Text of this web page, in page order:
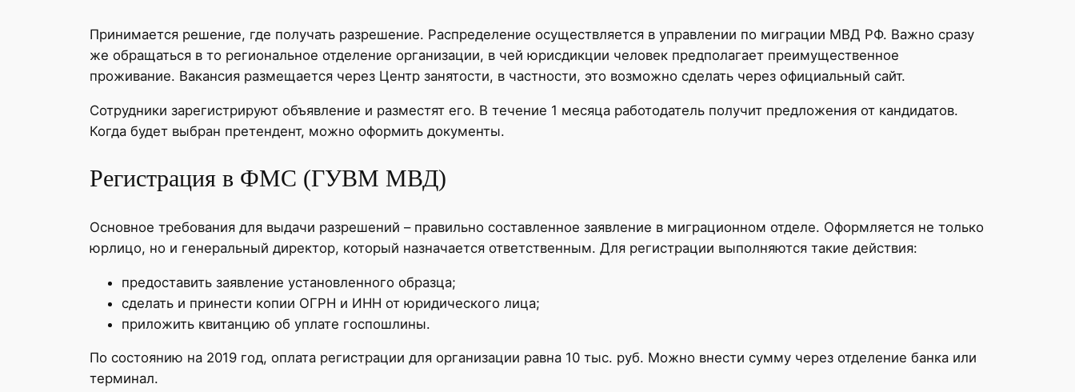
Принимается решение, где получать разрешение. Распределение осуществляется в управлении по миграции МВД РФ. Важно сразу
же обращаться в то региональное отделение организации, в чей юрисдикции человек предполагает преимущественное
проживание. Вакансия размещается через Центр занятости, в частности, это возможно сделать через официальный сайт.
Сотрудники зарегистрируют объявление и разместят его. В течение 1 месяца работодатель получит предложения от кандидатов.
Когда будет выбран претендент, можно оформить документы.
Регистрация в ФМС (ГУВМ МВД)
Основное требования для выдачи разрешений – правильно составленное заявление в миграционном отделе. Оформляется не только
юрлицо, но и генеральный директор, который назначается ответственным. Для регистрации выполняются такие действия:
предоставить заявление установленного образца;
сделать и принести копии ОГРН и ИНН от юридического лица;
приложить квитанцию об уплате госпошлины.
По состоянию на 2019 год, оплата регистрации для организации равна 10 тыс. руб. Можно внести сумму через отделение банка или
терминал.